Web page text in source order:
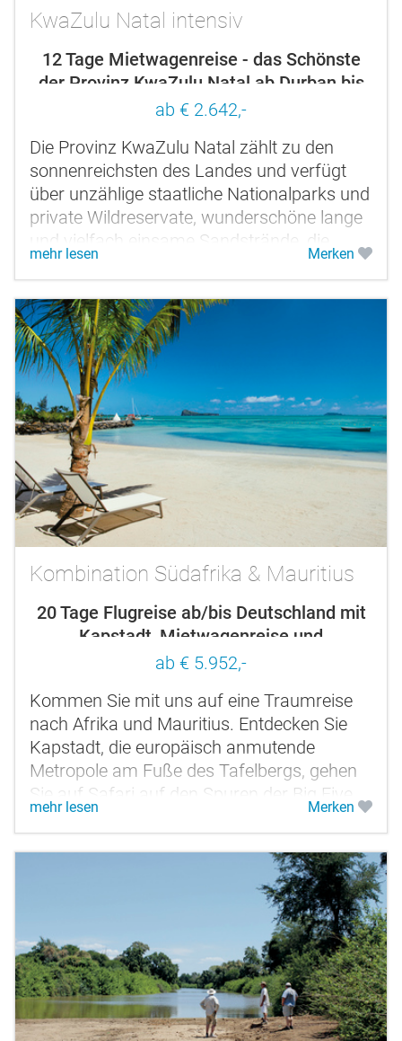
KwaZulu Natal intensiv
12 Tage Mietwagenreise - das Schönste
der Provinz KwaZulu Natal ab Durban bis
Johannesburg
ab € 2.642,-
Die Provinz KwaZulu Natal zählt zu den
sonnenreichsten des Landes und verfügt
über unzählige staatliche Nationalparks und
private Wildreservate, wunderschöne lange
und vielfach einsame Sandstrände, die
majestätischen Drakensberge und...
mehr lesen Merken
Kombination Südafrika & Mauritius
20 Tage Flugreise ab/bis Deutschland mit
Kapstadt, Mietwagenreise und
Badeaufenthalt Mauritius
ab € 5.952,-
Kommen Sie mit uns auf eine Traumreise
nach Afrika und Mauritius. Entdecken Sie
Kapstadt, die europäisch anmutende
Metropole am Fuße des Tafelbergs, gehen
Sie auf Safari auf den Spuren der Big Five
im Timbavati Game Reserve & Krüger...
mehr lesen Merken